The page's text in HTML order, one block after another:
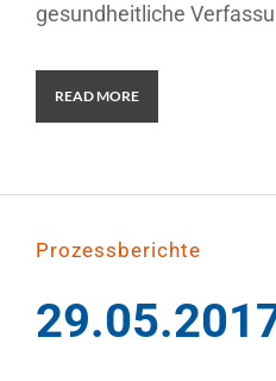
gesundheitliche
READ MORE
Prozessberichte